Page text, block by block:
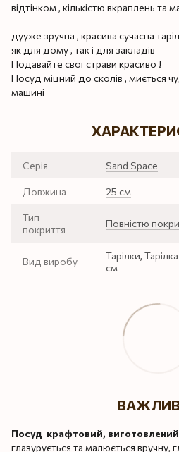
відтінком , кількістю вкраплень та
дууже зручна , красива сучасна
як для дому , так і для закладів
Подавайте свої страви красиво !
Посуд міцний до сколів , миється
машині
Серія Sand Space
Довжина 25 см
Тип
покриття
Повністю
Вид виробу Тарілки,
см
Посуд крафтовий,
глазурується та малюється вручну,